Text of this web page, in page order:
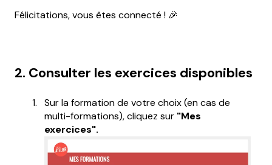
Félicitations, vous êtes connecté ! 🎉
2. Consulter les exercices disponibles
Sur la formation de votre choix (en cas de
multi-formations), cliquez sur "Mes
exercices".